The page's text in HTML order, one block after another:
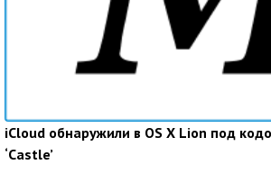
iCloud обнаружили в OS X Lion под
‘Castle’